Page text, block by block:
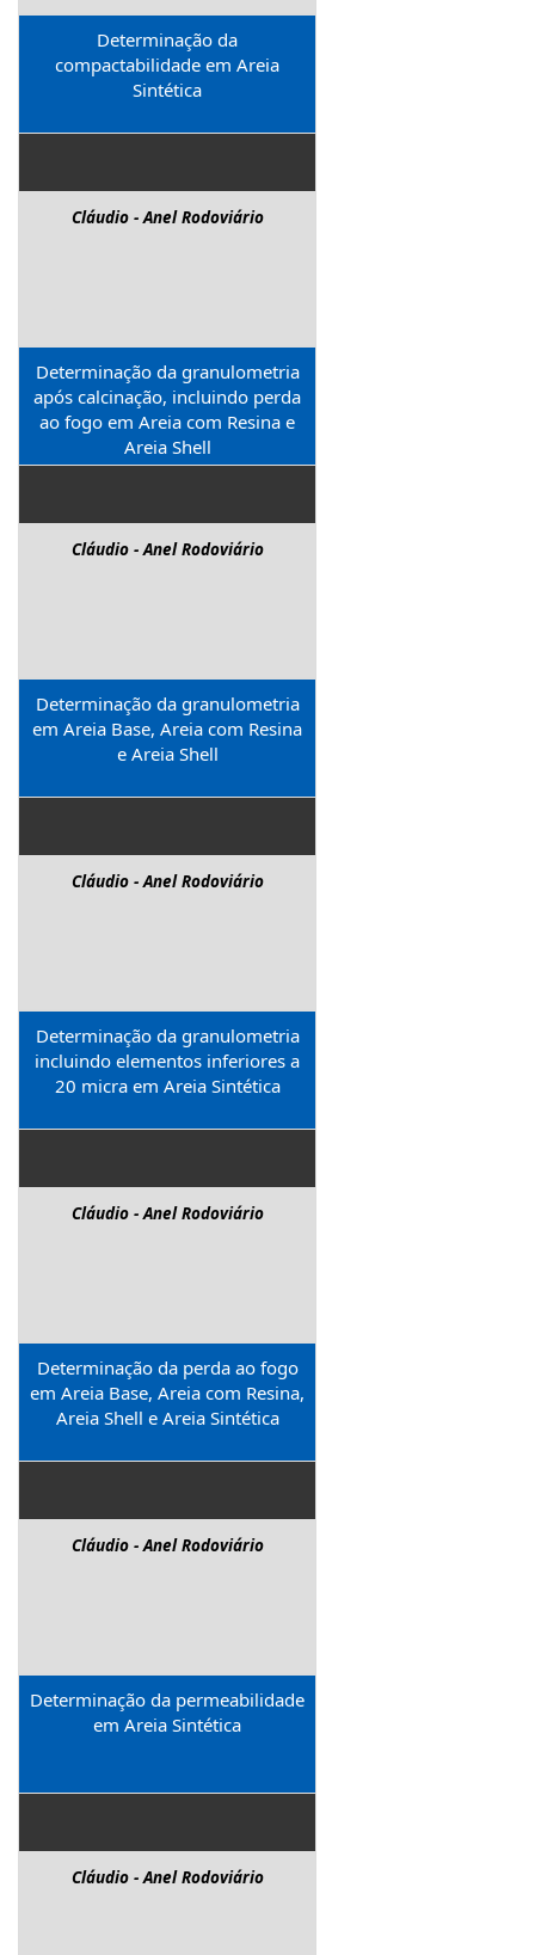
Determinação da
compactabilidade em Areia
Sintética
Cláudio - Anel Rodoviário
Determinação da granulometria
após calcinação, incluindo perda
ao fogo em Areia com Resina e
Areia Shell
Cláudio - Anel Rodoviário
Determinação da granulometria
em Areia Base, Areia com Resina
e Areia Shell
Cláudio - Anel Rodoviário
Determinação da granulometria
incluindo elementos inferiores a
20 micra em Areia Sintética
Cláudio - Anel Rodoviário
Determinação da perda ao fogo
em Areia Base, Areia com Resina,
Areia Shell e Areia Sintética
Cláudio - Anel Rodoviário
Determinação da permeabilidade
em Areia Sintética
Cláudio - Anel Rodoviário